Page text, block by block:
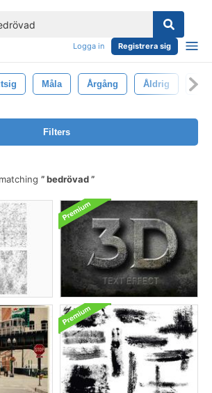
Logga in Registrera sig
Måla Årgång Åldrig
Filters
bedrövad